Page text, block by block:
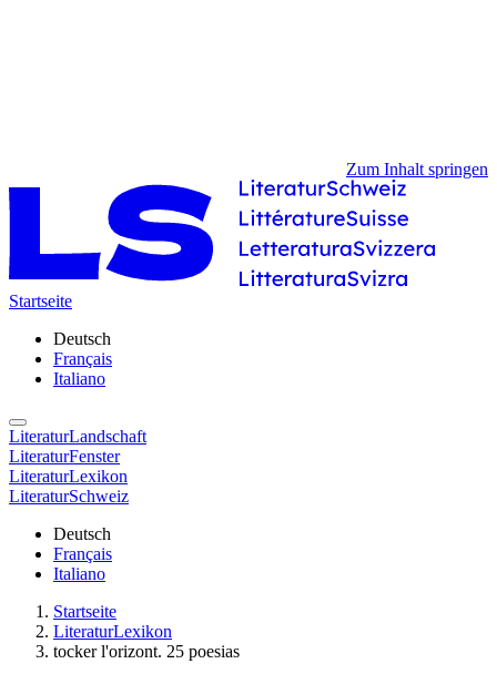
Zum Inhalt springen
Startseite
Deutsch
Français
Italiano
LiteraturLandschaft
LiteraturFenster
LiteraturLexikon
LiteraturSchweiz
Deutsch
Français
Italiano
Startseite
LiteraturLexikon
tocker l'orizont. 25 poesias